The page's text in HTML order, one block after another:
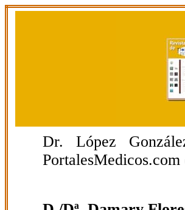
Dr. López